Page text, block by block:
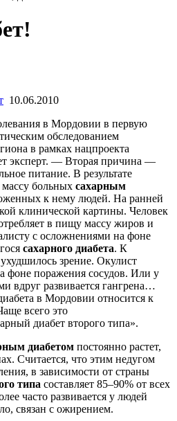
10.06.2010
в Мордовии в первую
обследованием
в рамках нацпроекта
эксперт. — Вторая причина —
питание. В результате
больных сахарным
к нему людей. На ранней
клинической картины. Человек
в пищу массу жиров и
с осложнениями на фоне
сахарного диабета. К
зрение. Окулист
фоне поражения сосудов. Или у
вдруг развивается гангрена…
в Мордовии относится к
всего это
диабет второго типа».
диабетом постоянно растет,
Считается, что этим недугом
в зависимости от страны
типа составляет 85–90% от всех
часто развивается у людей
связан с ожирением.